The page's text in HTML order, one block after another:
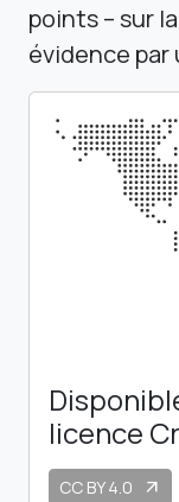
points – sur
évidence par
licence
CC BY 4.0 arrow_outward